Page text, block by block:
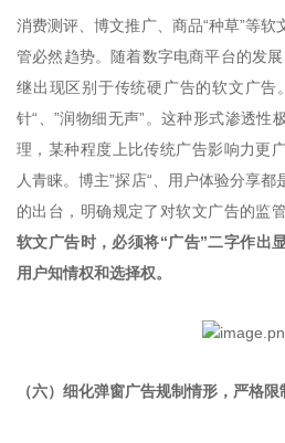
消费测评、博文推广、商品“种草”等
管必然趋势。随着数字电商平台的发展
继出现区别于传统硬广告的软文广告
针“、”润物细无声”。这种形式渗透性
理，某种程度上比传统广告影响力更
人青睐。博主”探店“、用户体验分享都
的出台，明确规定了对软文广告的监
软文广告时，必须将“广告”二字作出
用户知情权和选择权。
（六）细化弹窗广告规制情形，严格